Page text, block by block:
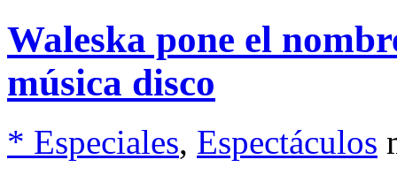
Waleska pone el
música disco
* Especiales, Espectáculos